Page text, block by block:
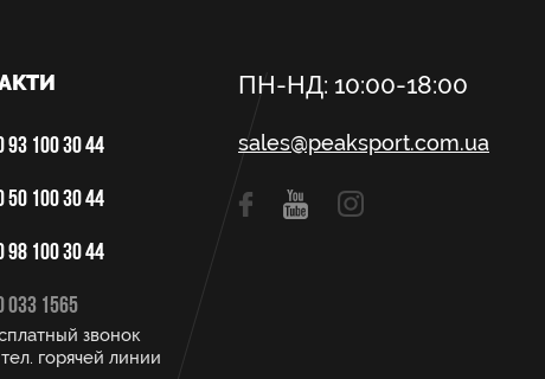
93 100 30 44
50 100 30 44
98 100 30 44
033 1565
звонок
горячей линии
ПН-НД: 10:00-18:00
sales@peaksport.com.ua